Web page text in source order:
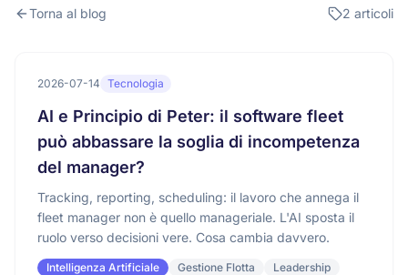
Torna al blog 2 articoli
2026-07-14 Tecnologia
AI e Principio di Peter: il software fleet
può abbassare la soglia di incompetenza
del manager?
Tracking, reporting, scheduling: il lavoro che annega il
fleet manager non è quello manageriale. L'AI sposta il
ruolo verso decisioni vere. Cosa cambia davvero.
Intelligenza Artificiale Gestione Flotta Leadership